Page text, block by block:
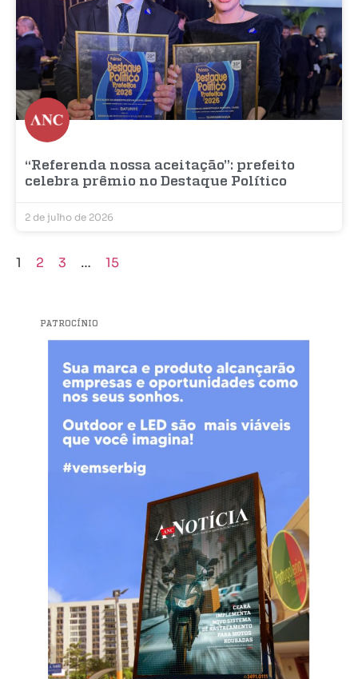
“Referenda nossa aceitação”: prefeito
celebra prêmio no Destaque Político
2 de julho de 2026
1 2 3 … 15
PATROCÍNIO